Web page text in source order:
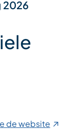
2026
de website